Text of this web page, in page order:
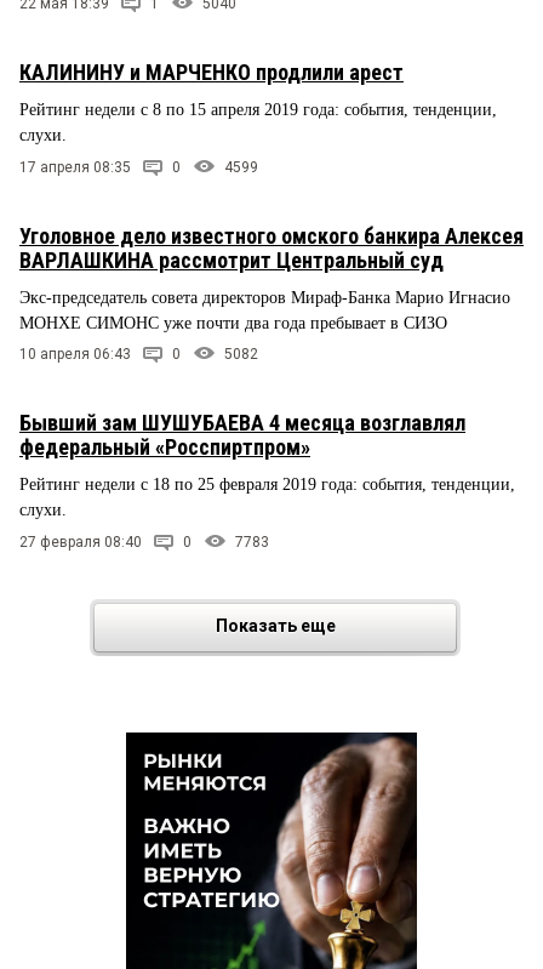
22 мая 18:39 1 5040
КАЛИНИНУ и МАРЧЕНКО продлили арест
Рейтинг недели с 8 по 15 апреля 2019 года: события, тенденции,
слухи.
17 апреля 08:35 0 4599
Уголовное дело известного омского банкира Алексея
ВАРЛАШКИНА рассмотрит Центральный суд
Экс-председатель совета директоров Мираф-Банка Марио Игнасио
МОНХЕ СИМОНС уже почти два года пребывает в СИЗО
10 апреля 06:43 0 5082
Бывший зам ШУШУБАЕВА 4 месяца возглавлял
федеральный «Росспиртпром»
Рейтинг недели с 18 по 25 февраля 2019 года: события, тенденции,
слухи.
27 февраля 08:40 0 7783
Показать еще